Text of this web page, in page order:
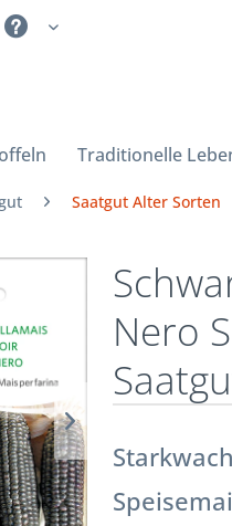
Traditionelle
Saatgut Alter Sorten
Nero